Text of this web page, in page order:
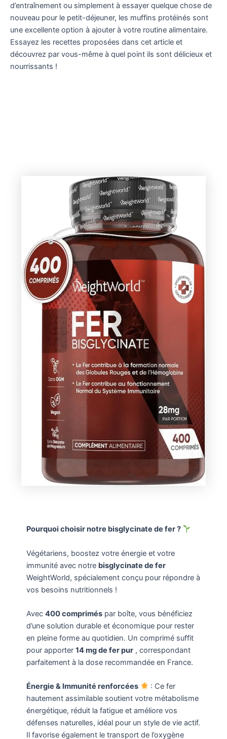
d’entraînement ou simplement à essayer quelque chose de
nouveau pour le petit-déjeuner, les muffins protéinés sont
une excellente option à ajouter à votre routine alimentaire.
Essayez les recettes proposées dans cet article et
découvrez par vous-même à quel point ils sont délicieux et
nourrissants !
Pourquoi choisir notre bisglycinate de fer ?
Végétariens, boostez votre énergie et votre
immunité avec notre bisglycinate de fer
WeightWorld, spécialement conçu pour répondre à
vos besoins nutritionnels !
Avec 400 compriméspar boîte, vous bénéficiez
d’une solution durable et économique pour rester
en pleine forme au quotidien. Un comprimé suffit
pour apporter 14 mg de fer pur, correspondant
parfaitement à la dose recommandée en France.
Énergie & Immunité renforcées
: Ce fer
hautement assimilable soutient votre métabolisme
énergétique, réduit la fatigue et améliore vos
défenses naturelles, idéal pour un style de vie actif.
Il favorise également le transport de l’oxygène